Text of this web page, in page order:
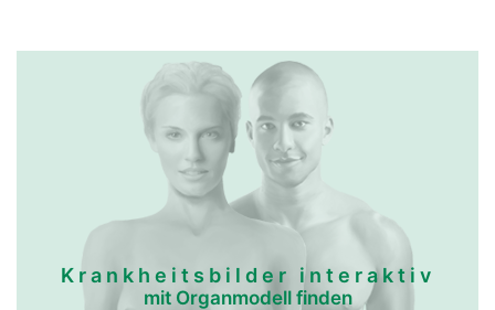
Krankheitsbilder interaktiv
mit Organmodell finden